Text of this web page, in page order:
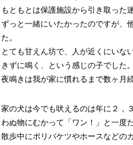
もともとは保護施設から引き取った
ずっと一緒にいたかったのですが、
た。
とても甘えん坊で、人が近くにいな
きずに鳴く、という感じの子でした
夜鳴きは我が家に慣れるまで数ヶ月
家の犬は今でも吠えるのは年に２，
わぬ物にむかって「ワン！」と一度
散歩中にポリバケツやホースなどの